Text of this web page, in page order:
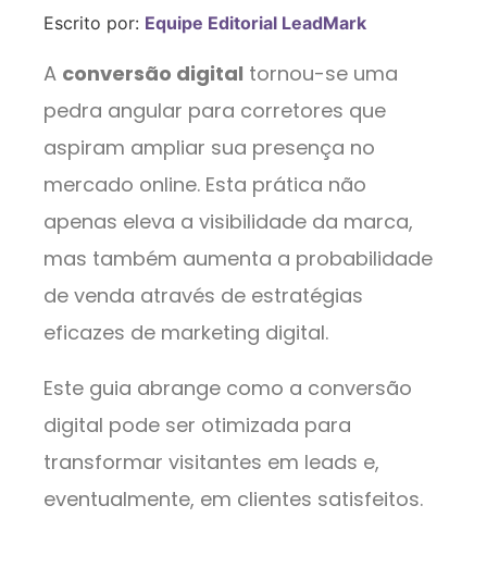
Escrito por: Equipe Editorial LeadMark
A conversão digital tornou-se uma
pedra angular para corretores que
aspiram ampliar sua presença no
mercado online. Esta prática não
apenas eleva a visibilidade da marca,
mas também aumenta a probabilidade
de venda através de estratégias
eficazes de marketing digital.
Este guia abrange como a conversão
digital pode ser otimizada para
transformar visitantes em leads e,
eventualmente, em clientes satisfeitos.